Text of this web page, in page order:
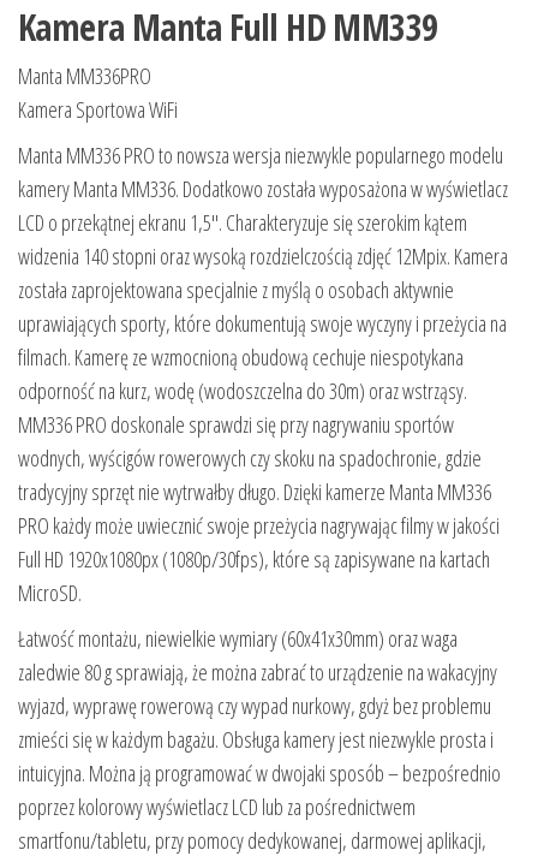
Kamera Manta Full HD MM339
Manta MM336PRO
Kamera Sportowa WiFi
Manta MM336 PRO to nowsza wersja niezwykle popularnego modelu
kamery Manta MM336. Dodatkowo została wyposażona w wyświetlacz
LCD o przekątnej ekranu 1,5″. Charakteryzuje się szerokim kątem
widzenia 140 stopni oraz wysoką rozdzielczością zdjęć 12Mpix. Kamera
została zaprojektowana specjalnie z myślą o osobach aktywnie
uprawiających sporty, które dokumentują swoje wyczyny i przeżycia na
filmach. Kamerę ze wzmocnioną obudową cechuje niespotykana
odporność na kurz, wodę (wodoszczelna do 30m) oraz wstrząsy.
MM336 PRO doskonale sprawdzi się przy nagrywaniu sportów
wodnych, wyścigów rowerowych czy skoku na spadochronie, gdzie
tradycyjny sprzęt nie wytrwałby długo. Dzięki kamerze Manta MM336
PRO każdy może uwiecznić swoje przeżycia nagrywając filmy w jakości
Full HD 1920x1080px (1080p/30fps), które są zapisywane na kartach
MicroSD.
Łatwość montażu, niewielkie wymiary (60x41x30mm) oraz waga
zaledwie 80 g sprawiają, że można zabrać to urządzenie na wakacyjny
wyjazd, wyprawę rowerową czy wypad nurkowy, gdyż bez problemu
zmieści się w każdym bagażu. Obsługa kamery jest niezwykle prosta i
intuicyjna. Można ją programować w dwojaki sposób – bezpośrednio
poprzez kolorowy wyświetlacz LCD lub za pośrednictwem
smartfonu/tabletu, przy pomocy dedykowanej, darmowej aplikacji,